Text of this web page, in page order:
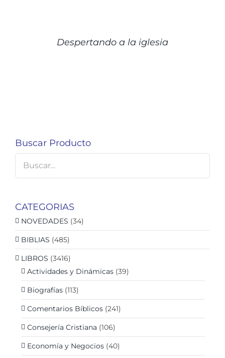
Despertando a la iglesia
Buscar Producto
CATEGORIAS
NOVEDADES (34)
BIBLIAS (485)
LIBROS (3416)
Actividades y Dinámicas (39)
Biografías (113)
Comentarios Bíblicos (241)
Consejería Cristiana (106)
Economía y Negocios (40)